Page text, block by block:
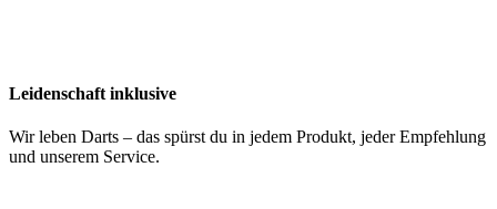
Leidenschaft inklusive
Wir leben Darts – das spürst du in jedem Produkt, jeder Empfehlung
und unserem Service.